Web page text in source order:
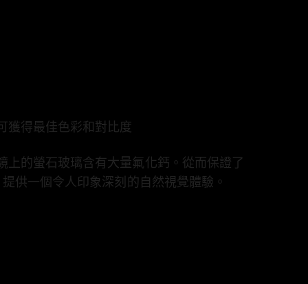
獲得最佳色彩和對比度
上的螢石玻璃含有大量氟化鈣。從而保證了
供一個令人印象深刻的自然視覺體驗。